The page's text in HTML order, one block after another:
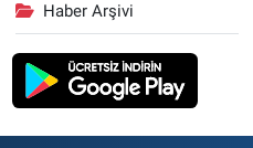
Haber Arşivi